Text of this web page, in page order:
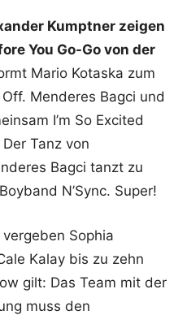
Kumptner zeigen
You Go-Go von der
Mario Kotaska zum
Menderes Bagci und
I’m So Excited
Tanz von
Bagci tanzt zu
N’Sync. Super!
Sophia
Kalay bis zu zehn
gilt: Das Team mit der
muss den